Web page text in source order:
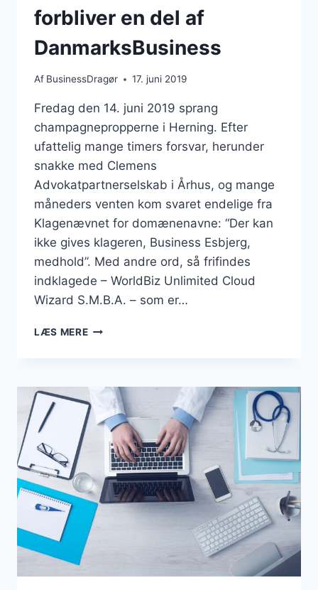
forbliver en del af
DanmarksBusiness
Af BusinessDragør 17. juni 2019
Fredag den 14. juni 2019 sprang
champagnepropperne i Herning. Efter
ufattelig mange timers forsvar, herunder
snakke med Clemens
Advokatpartnerselskab i Århus, og mange
måneders venten kom svaret endelige fra
Klagenævnet for domænenavne: “Der kan
ikke gives klageren, Business Esbjerg,
medhold”. Med andre ord, så frifindes
indklagede – WorldBiz Unlimited Cloud
Wizard S.M.B.A. – som er…
LÆS MEREDOMÆNET
DEL
AF
DANMARKSBUSINESS